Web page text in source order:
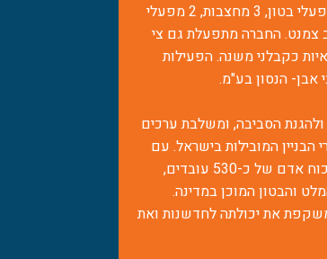
הנסון ישראל נוסדה בשנת 1963. החברה מתפעלת 25 מפעלי בטון, 3 מחצבות, 2 מפעלי
צמנט. החברה מתפעלת גם צי
כקבלני משנה. הפעילות
הנסון בע"מ.
הסביבה, ומשלבת ערכים
הבניין המובילות בישראל. עם
הכנסות מוערכות של כ-1.2 מיליארד דולר בשנת 2024 וכוח אדם של כ-530 עובדים,
והבטון המוכן במדינה.
את יכולתה לחדשנות ואת